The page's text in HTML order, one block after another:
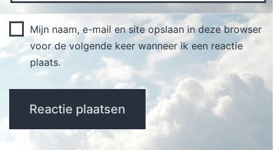
Mijn naam, e-mail en site opslaan in deze browser
voor de volgende keer wanneer ik een reactie
plaats.